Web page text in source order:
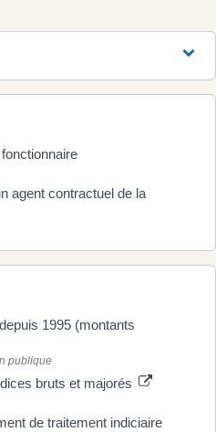
agent contractuel de la
1995 (montants
publique
bruts et majorés
de traitement indiciaire